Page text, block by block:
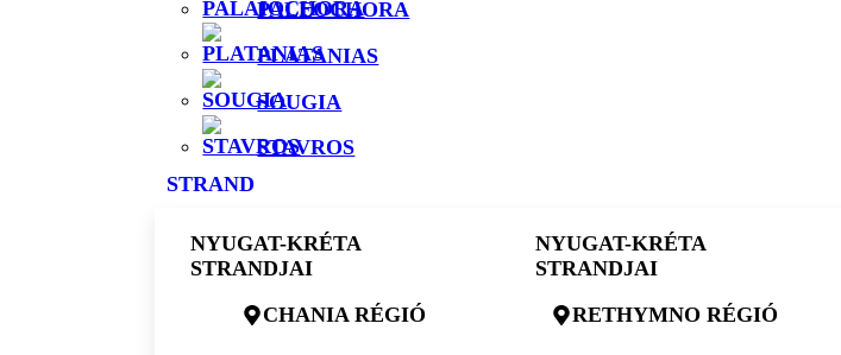
PALEOCHORA
PLATANIAS
SOUGIA
STAVROS
STRAND
NYUGAT-KRÉTA
STRANDJAI
CHANIA RÉGIÓ
NYUGAT-KRÉTA
STRANDJAI
RETHYMNO RÉGIÓ